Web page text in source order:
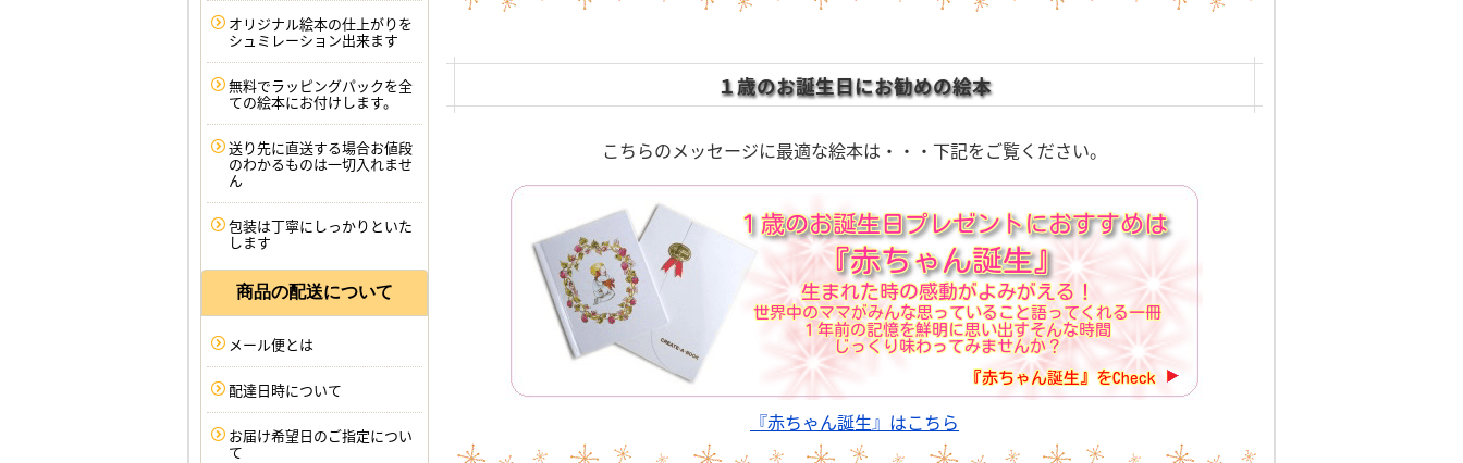
１歳のお誕生日にお勧めの絵本
こちらのメッセージに最適な絵本は・・・下記をご覧ください。
『赤ちゃん誕生』はこちら
オリジナル絵本の仕上がりを
シュミレーション出来ます
無料でラッピングパックを全
ての絵本にお付けします。
送り先に直送する場合お値段
のわかるものは一切入れませ
ん
包装は丁寧にしっかりといた
します
商品の配送について
メール便とは
配達日時について
お届け希望日のご指定につい
て